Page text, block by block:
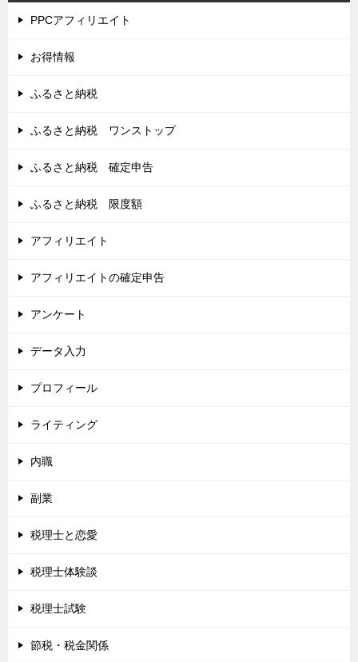
PPCアフィリエイト
お得情報
ふるさと納税
ふるさと納税 ワンストップ
ふるさと納税 確定申告
ふるさと納税 限度額
アフィリエイト
アフィリエイトの確定申告
アンケート
データ入力
プロフィール
ライティング
内職
副業
税理士と恋愛
税理士体験談
税理士試験
節税・税金関係